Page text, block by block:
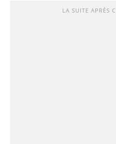
LA SUITE APRÈS